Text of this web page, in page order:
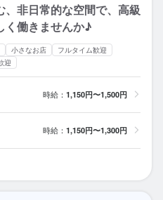
非日常的な空間で、高級
く働きませんか♪
小さなお店
フルタイム歓迎
迎
時給： 1,150円〜1,500円
時給： 1,150円〜1,300円